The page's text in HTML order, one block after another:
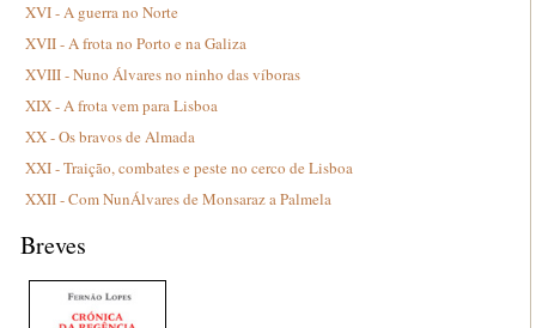
XVI - A guerra no Norte
XVII - A frota no Porto e na Galiza
XVIII - Nuno Álvares no ninho das víboras
XIX - A frota vem para Lisboa
XX - Os bravos de Almada
XXI - Traição, combates e peste no cerco de Lisboa
XXII - Com NunÁlvares de Monsaraz a Palmela
Breves